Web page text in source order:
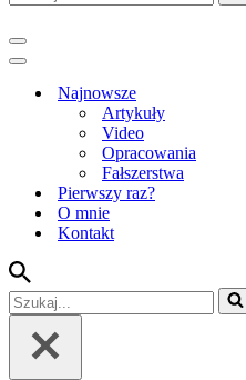
Menu
nawigacji
Menu
nawigacjiNajnowsze
Artykuły
Video
Opracowania
Fałszerstwa
Pierwszy raz?
O mnie
Kontakt
Szukaj...